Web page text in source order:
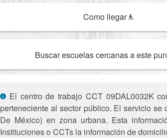
Como llegar
Buscar escuelas cercanas a este
El centro de trabajo CCT 09DAL0032K
perteneciente al sector público. El servicio
De México) en zona urbana. Esta
Instituciones o CCTs la información de